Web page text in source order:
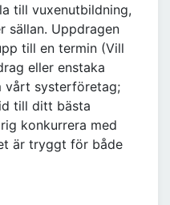
till vuxenutbildning,
sällan. Uppdragen
till en termin (Vill
eller enstaka
vårt systerföretag;
till ditt bästa
konkurrera med
är tryggt för både